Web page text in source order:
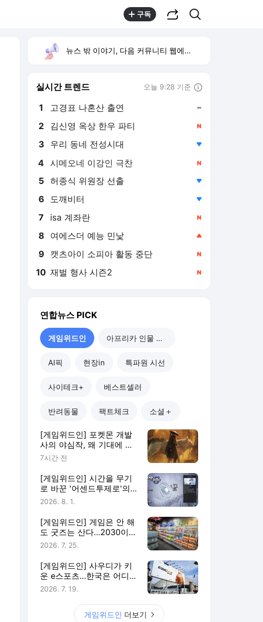
구독
뉴스 밖 이야기, 다음 커뮤니티 웹에서 보기
실시간 트렌드 오늘 9:28 기준
1 고경표 나혼산 출연
2 김신영 옥상 한우 파티
3 우리 동네 전성시대
4 시메오네 이강인 극찬
5 허종식 위원장 선출
6 도깨비터
7 isa 계좌란
8 여에스더 예능 민낯
9 캣츠아이 소피아 활동 중단
10 재벌 형사 시즌2
연합뉴스 PICK
게임위드인 아프리카 인물 열전
AI픽 현장in 특파원 시선
사이테크+ 베스트셀러
반려동물 팩트체크 소셜＋
[게임위드인] 포켓몬 개발
사의 야심작, 왜 기대에 못
미쳤나
7시간 전
[게임위드인] 시간을 무기
로 바꾼 '어센드투제로'의
실험
2026. 8. 1.
[게임위드인] 게임은 안 해
도 굿즈는 산다…2030이
게임에 남는 법
2026. 7. 25.
[게임위드인] 사우디가 키
운 e스포츠…한국은 어디에
있나
2026. 7. 19.
게임위드인 더보기